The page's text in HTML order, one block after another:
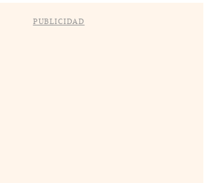
PUBLICIDAD